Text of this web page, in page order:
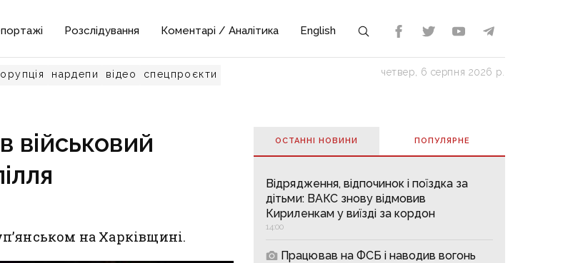
Розслідування Коментарі / Аналітика English
нардепи відео спецпроєкти четвер, 6 серпня 2026 р.
військовий
на Харківщині.
ОСТАННІ НОВИНИ ПОПУЛЯРНE
Відрядження, відпочинок і поїздка за
дітьми: ВАКС знову відмовив
Кириленкам у виїзді за кордон
14:00
Працював на ФСБ і наводив вогонь